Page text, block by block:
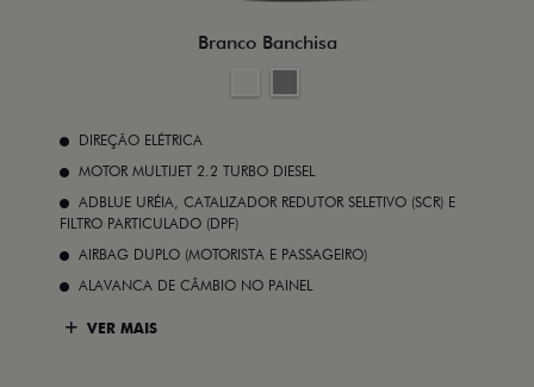
Branco Banchisa
DIREÇÃO ELÉTRICA
MOTOR MULTIJET 2.2 TURBO DIESEL
ADBLUE URÉIA, CATALIZADOR REDUTOR SELETIVO (SCR) E
FILTRO PARTICULADO (DPF)
AIRBAG DUPLO (MOTORISTA E PASSAGEIRO)
ALAVANCA DE CÂMBIO NO PAINEL
VER MAIS